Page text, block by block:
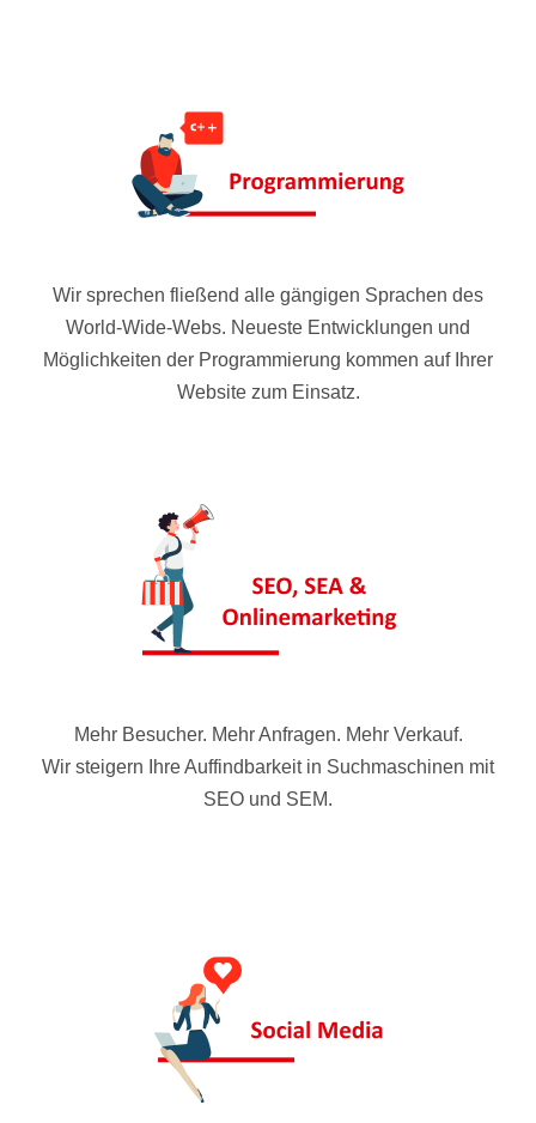
Wir sprechen fließend alle gängigen Sprachen des
World-Wide-Webs. Neueste Entwicklungen und
Möglichkeiten der Programmierung kommen auf Ihrer
Website zum Einsatz.
Mehr Besucher. Mehr Anfragen. Mehr Verkauf.
Wir steigern Ihre Auffindbarkeit in Suchmaschinen mit
SEO und SEM.